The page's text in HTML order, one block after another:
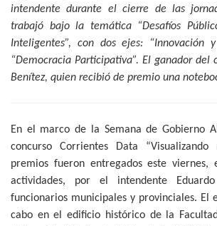
intendente durante el cierre de las
trabajó bajo la temática “Desafíos
Inteligentes”, con dos ejes: “Innovación
“Democracia Participativa”. El ganador del
Benítez, quien recibió de premio una
En el marco de la Semana de Gobierno
concurso Corrientes Data “Visualizando
premios fueron entregados este
actividades, por el intendente
funcionarios municipales y provinciales. El
cabo en el edificio histórico de la